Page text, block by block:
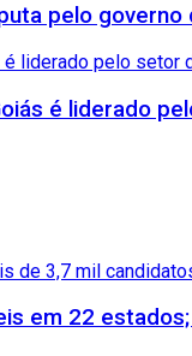
pelo governo
é liderado
em 22